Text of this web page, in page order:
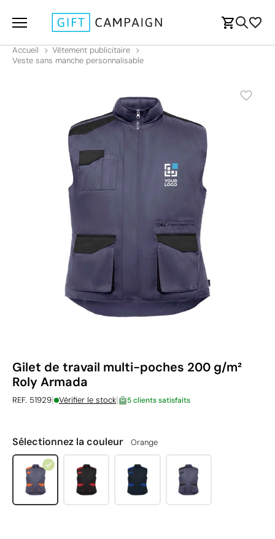
Accueil
Vêtement publicitaire
Veste sans manche personnalisable
Gilet de travail multi-poches 200 g/m²
Roly Armada
REF. 51929| Vérifier le stock| 5 clients satisfaits
Sélectionnez la couleur Orange